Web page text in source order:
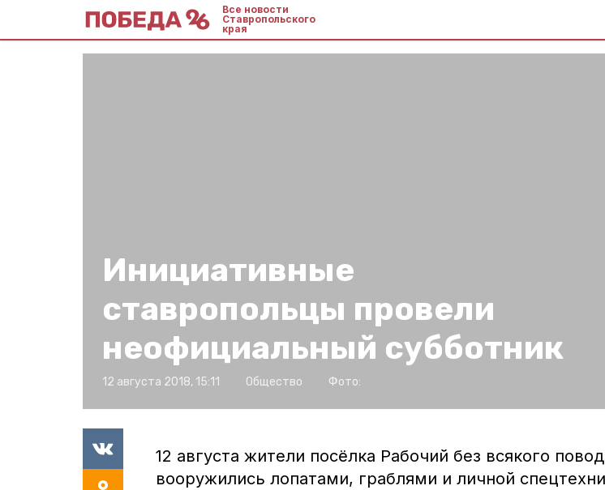
Все новости
Ставропольского
края
Инициативные
ставропольцы провели
неофициальный субботник
12 августа 2018, 15:11 Общество Фото:
12 августа жители посёлка Рабочий без всякого
вооружились лопатами, граблями и личной